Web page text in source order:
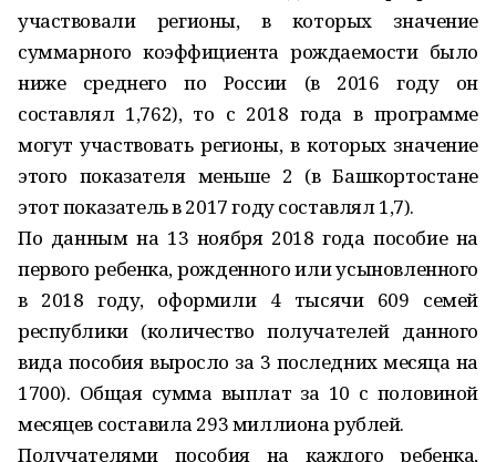
участвовали регионы, в которых значение
суммарного коэффициента рождаемости было
ниже среднего по России (в 2016 году он
составлял 1,762), то с 2018 года в программе
могут участвовать регионы, в которых значение
этого показателя меньше 2 (в Башкортостане
этот показатель в 2017 году составлял 1,7).
По данным на 13 ноября 2018 года пособие на
первого ребенка, рожденного или усыновленного
в 2018 году, оформили 4 тысячи 609 семей
республики (количество получателей данного
вида пособия выросло за 3 последних месяца на
1700). Общая сумма выплат за 10 с половиной
месяцев составила 293 миллиона рублей.
Получателями пособия на каждого ребенка,